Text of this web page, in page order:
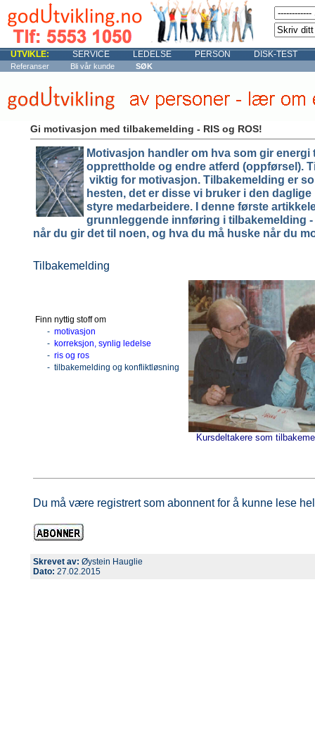
UTVIKLE: SERVICE LEDELSE PERSON DISK-TEST
Referanser Bli vår kunde SØK
Gi motivasjon med tilbakemelding - RIS og ROS!
Motivasjon handler om hva som gir energi
opprettholde og endre atferd (oppførsel).
viktig for motivasjon. Tilbakemelding er
hesten, det er disse vi bruker i den daglige
styre medarbeidere. I denne første
grunnleggende innføring i tilbakemelding
når du gir det til noen, og hva du må huske når du
Tilbakemelding
Finn nyttig stoff om
- motivasjon
- korreksjon, synlig ledelse
- ris og ros
- tilbakemelding og konfliktløsning
Kursdeltakere som
Du må være registrert som abonnent for å kunne lese
Skrevet av: Øystein Hauglie
Dato: 27.02.2015